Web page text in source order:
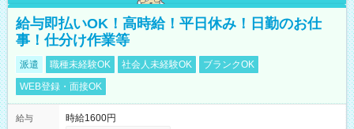
給与即払いOK！高時給！平日休み！日勤のお仕
事！仕分け作業等
派遣 職種未経験OK 社会人未経験OK
ブランクOK
WEB登録・面接OK
給与
時給1600円